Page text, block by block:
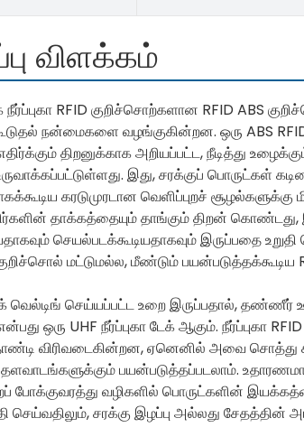
விளக்கம்
நீர்ப்புகா RFID குறிச்சொற்களான RFID ABS
நன்மைகளை வழங்குகின்றன. ஒரு ABS
திறனுக்காக அறியப்பட்ட, நீடித்து
இது, சரக்குப் பொருட்கள்
கரடுமுரடான வெளிப்புறச்
தாக்கத்தையும் தாங்கும் திறன் கொண்டது,
செயல்படக்கூடியதாகவும் இருப்பதை
குறிச்சொல் மட்டுமல்ல, மீண்டும்
வெல்டிங் செய்யப்பட்ட உறை இருப்பதால், தண்ணீர்
ஒரு UHF நீர்ப்புகா டேக் ஆகும். நீர்ப்புகா
விரிவடைகின்றன, ஏனெனில் அவை சொத்து
பயன்படுத்தப்படலாம்.
போக்குவரத்து வழிகளில் பொருட்களின்
செய்வதிலும், சரக்கு இழப்பு அல்லது சேதத்தின்